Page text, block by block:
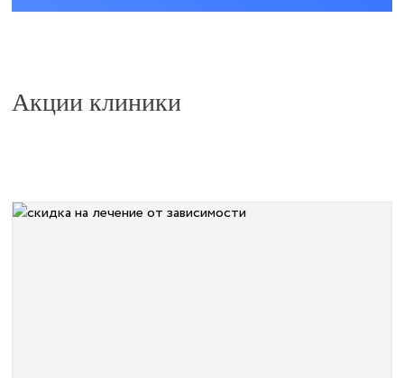
Акции клиники